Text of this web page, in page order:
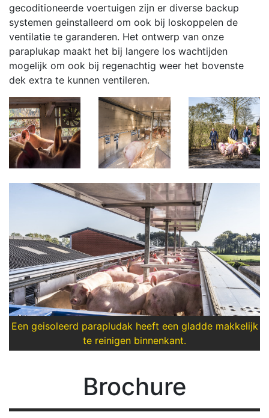
gecoditioneerde voertuigen zijn er diverse backup
systemen geinstalleerd om ook bij loskoppelen de
ventilatie te garanderen. Het ontwerp van onze
paraplukap maakt het bij langere los wachtijden
mogelijk om ook bij regenachtig weer het bovenste
dek extra te kunnen ventileren.
Een geisoleerd parapludak heeft een gladde makkelijk
te reinigen binnenkant.
Brochure